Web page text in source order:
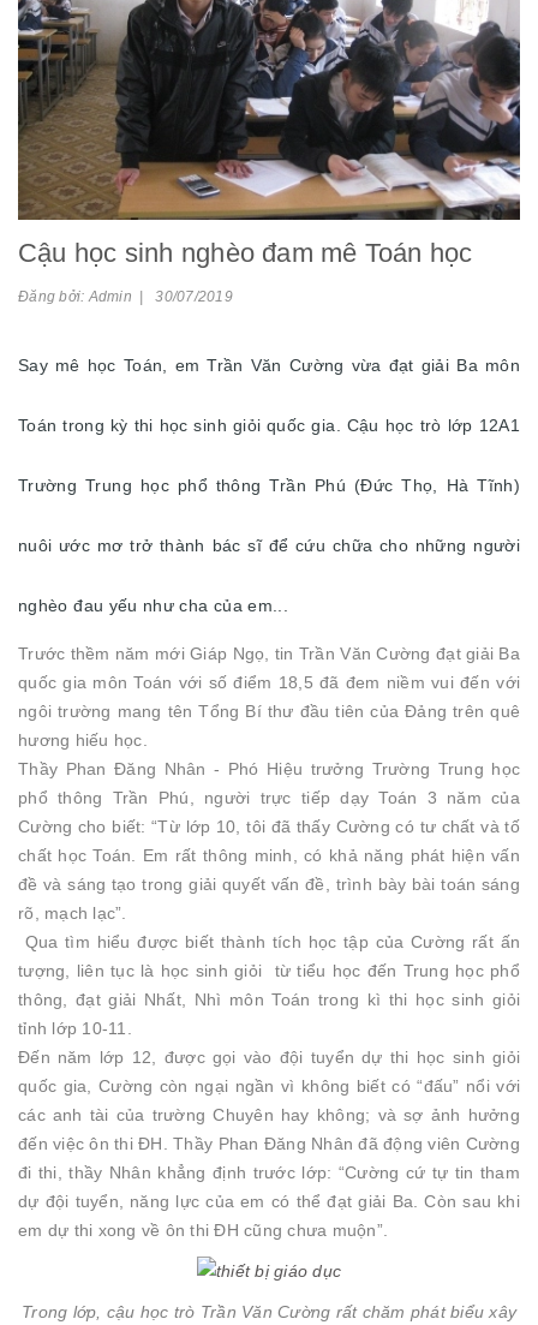
Cậu học sinh nghèo đam mê Toán học
Đăng bởi: Admin | 30/07/2019
Say mê học Toán, em Trần Văn Cường vừa đạt giải Ba môn
Toán trong kỳ thi học sinh giỏi quốc gia. Cậu học trò lớp 12A1
Trường Trung học phổ thông Trần Phú (Đức Thọ, Hà Tĩnh)
nuôi ước mơ trở thành bác sĩ để cứu chữa cho những người
nghèo đau yếu như cha của em...
Trước thềm năm mới Giáp Ngọ, tin Trần Văn Cường đạt giải Ba
quốc gia môn Toán với số điểm 18,5 đã đem niềm vui đến với
ngôi trường mang tên Tổng Bí thư đầu tiên của Đảng trên quê
hương hiếu học.
Thầy Phan Đăng Nhân - Phó Hiệu trưởng Trường Trung học
phổ thông Trần Phú, người trực tiếp dạy Toán 3 năm của
Cường cho biết: “Từ lớp 10, tôi đã thấy Cường có tư chất và tố
chất học Toán. Em rất thông minh, có khả năng phát hiện vấn
đề và sáng tạo trong giải quyết vấn đề, trình bày bài toán sáng
rõ, mạch lạc”.
Qua tìm hiểu được biết thành tích học tập của Cường rất ấn
tượng, liên tục là học sinh giỏi từ tiểu học đến Trung học phổ
thông, đạt giải Nhất, Nhì môn Toán trong kì thi học sinh giỏi
tỉnh lớp 10-11.
Đến năm lớp 12, được gọi vào đội tuyển dự thi học sinh giỏi
quốc gia, Cường còn ngại ngần vì không biết có “đấu” nổi với
các anh tài của trường Chuyên hay không; và sợ ảnh hưởng
đến việc ôn thi ĐH. Thầy Phan Đăng Nhân đã động viên Cường
đi thi, thầy Nhân khẳng định trước lớp: “Cường cứ tự tin tham
dự đội tuyển, năng lực của em có thể đạt giải Ba. Còn sau khi
em dự thi xong về ôn thi ĐH cũng chưa muộn”.
Trong lớp, cậu học trò Trần Văn Cường rất chăm phát biểu xây